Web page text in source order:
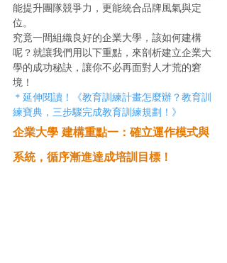
能提升團隊競爭力，更能統合品牌風氣與定
位。
究竟一間組織良好的企業大學，該如何建構
呢？就讓我們用以下重點，來剖析建立企業大
學的成功秘訣，讓你不必再面對人才荒的窘
境！
＊延伸閱讀！《教育訓練計畫怎麼辦？教育訓
練寶典，三步驟完成教育訓練規劃！》
企業大學 建構重點一：確立運作模式與
系統，循序漸進達成培訓目標！